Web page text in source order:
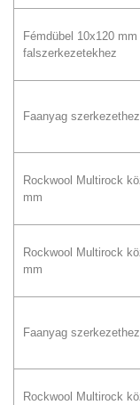
Fémdübel 10x120
falszerkezetekhez
Faanyag
Rockwool Multirock
mm
Rockwool Multirock
mm
Faanyag
Rockwool Multirock